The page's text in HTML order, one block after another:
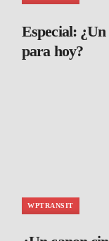
Especial:
para hoy?
WPTRANSIT